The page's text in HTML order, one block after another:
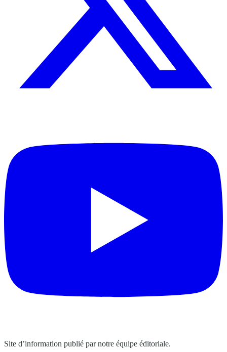
Site d’information publié par notre équipe éditoriale.